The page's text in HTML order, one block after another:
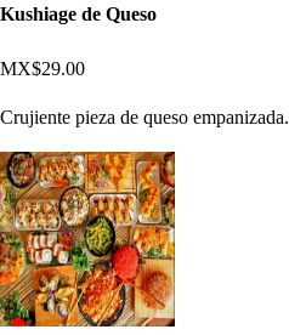
Kushiage de Queso
MX$29.00
Crujiente pieza de queso empanizada.